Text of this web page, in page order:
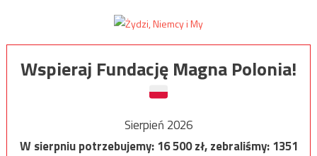
Wspieraj Fundację Magna Polonia!
Sierpień 2026
W sierpniu potrzebujemy:16 500zł, zebraliśmy:1351